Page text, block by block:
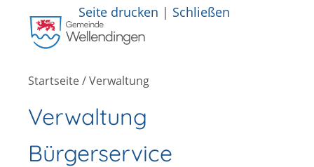
Seite drucken | Schließen
Startseite/Verwaltung
Verwaltung
Bürgerservice